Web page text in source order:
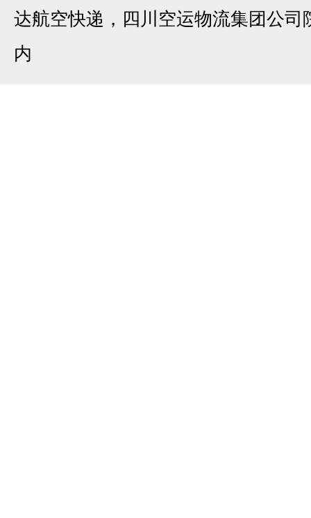
达航空快递，四川空运物流集团公司
内